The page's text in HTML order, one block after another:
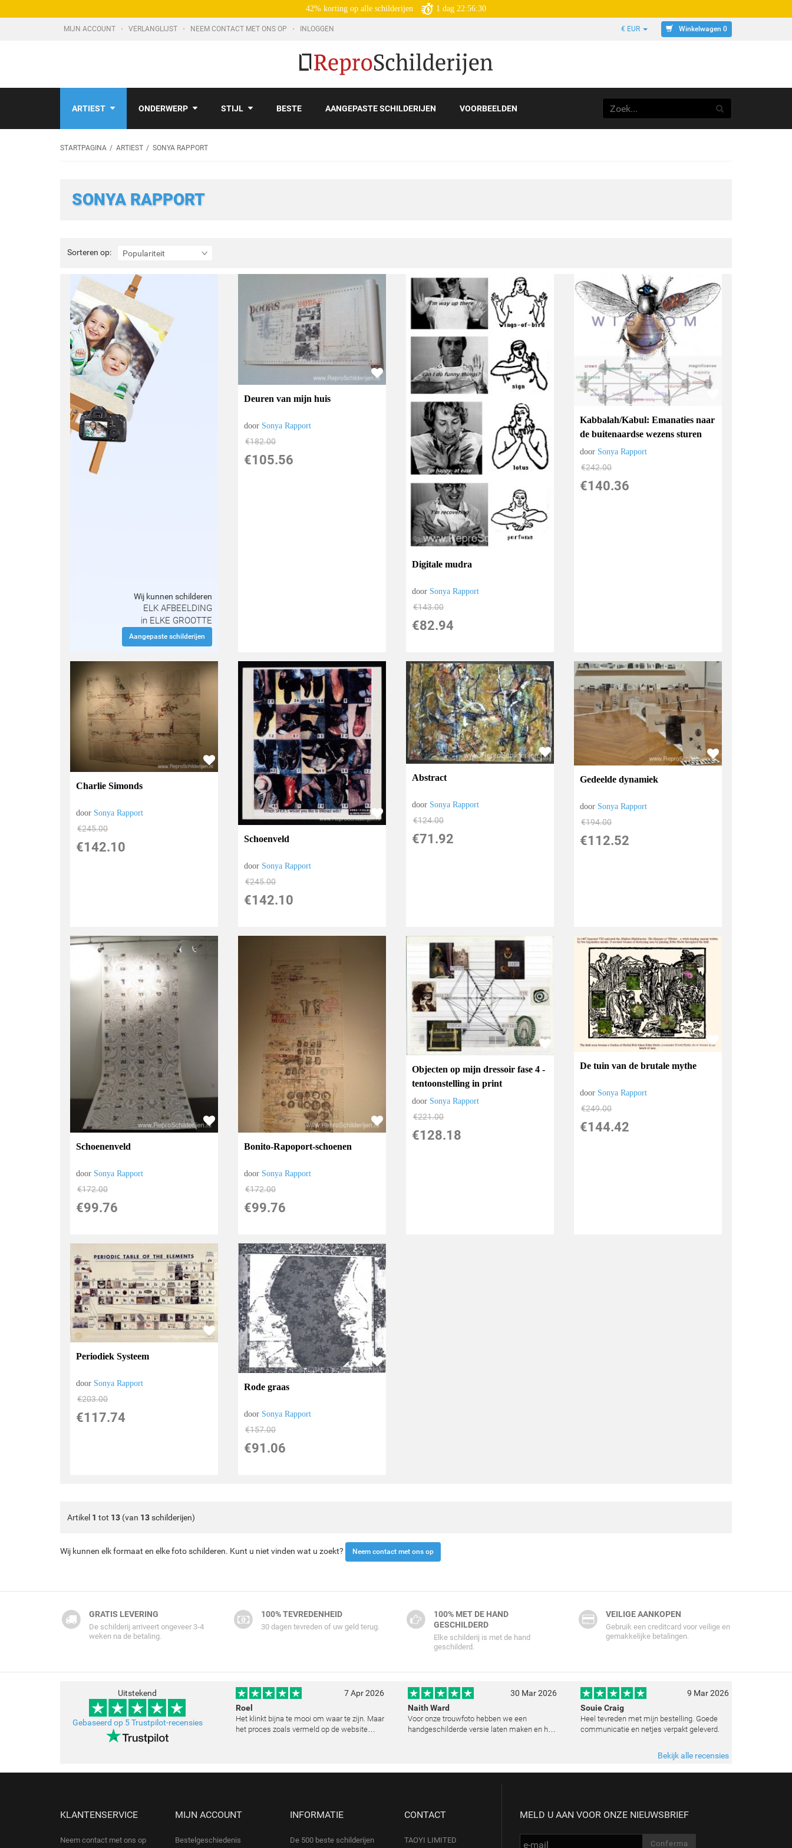
42% korting op alle schilderijen 1 dag 22:56:29
MIJN ACCOUNT VERLANGLIJST NEEM CONTACT MET ONS OP INLOGGEN € EUR Winkelwagen 0
ARTIEST ONDERWERP STIJL BESTE AANGEPASTE SCHILDERIJEN VOORBEELDEN
STARTPAGINA ARTIEST SONYA RAPPORT
SONYA RAPPORT
Sorteren op: Populariteit
Sorteren
op:
Wij kunnen schilderen
ELK AFBEELDING
in ELKE GROOTTE
Aangepaste schilderijen
Deuren van mijn huis
door Sonya Rapport
€182.00
€105.56
Digitale mudra
door Sonya Rapport
€143.00
€82.94
Kabbalah/Kabul: Emanaties naar
de buitenaardse wezens sturen
door Sonya Rapport
€242.00
€140.36
Charlie Simonds
door Sonya Rapport
€245.00
€142.10
Schoenveld
door Sonya Rapport
€245.00
€142.10
Abstract
door Sonya Rapport
€124.00
€71.92
Gedeelde dynamiek
door Sonya Rapport
€194.00
€112.52
Schoenenveld
door Sonya Rapport
€172.00
€99.76
Bonito-Rapoport-schoenen
door Sonya Rapport
€172.00
€99.76
Objecten op mijn dressoir fase 4 -
tentoonstelling in print
door Sonya Rapport
€221.00
€128.18
De tuin van de brutale mythe
door Sonya Rapport
€249.00
€144.42
Periodiek Systeem
door Sonya Rapport
€203.00
€117.74
Rode graas
door Sonya Rapport
€157.00
€91.06
Artikel 1 tot 13 (van 13schilderijen)
Wij kunnen elk formaat en elke foto schilderen. Kunt u niet vinden wat u zoekt? Neem contact met ons op
GRATIS LEVERING
De schilderij arriveert ongeveer 3-4
weken na de betaling.
100% TEVREDENHEID
30 dagen tevreden of uw geld terug.
100% MET DE HAND
GESCHILDERD
Elke schilderij is met de hand
geschilderd.
VEILIGE AANKOPEN
Gebruik een creditcard voor veilige en
gemakkelijke betalingen.
Uitstekend
Gebaseerd op 5 Trustpilot-recensies
7 Apr 2026
Roel
Het klinkt bijna te mooi om waar te zijn. Maar
het proces zoals vermeld op de website
30 Mar 2026
Naith Ward
Voor onze trouwfoto hebben we een
handgeschilderde versie laten maken en het
de lic
9 Mar 2026
Souie Craig
Heel tevreden met mijn bestelling. Goede
communicatie en netjes verpakt geleverd.
Bekijk alle recensies
KLANTENSERVICE
Neem contact met ons op
MIJN ACCOUNT
Bestelgeschiedenis
INFORMATIE
De 500 beste schilderijen
CONTACT
TAOYI LIMITED
MELD U AAN VOOR ONZE NIEUWSBRIEF